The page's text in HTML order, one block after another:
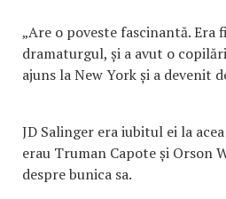
„Are o poveste fascinantă. Era
dramaturgul, și a avut o
ajuns la New York și a devenit
JD Salinger era iubitul ei la
erau Truman Capote și Orson
despre bunica sa.